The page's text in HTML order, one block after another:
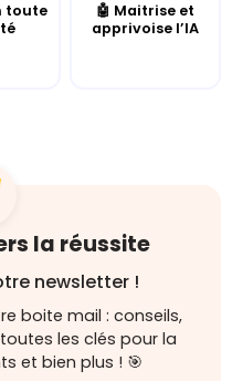
toute
🤖 Maitrise et
apprivoise l’IA
la réussite
newsletter !
boite mail : conseils,
les clés pour la
et bien plus ! 🎯